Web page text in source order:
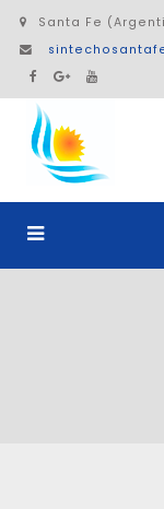
Santa Fe